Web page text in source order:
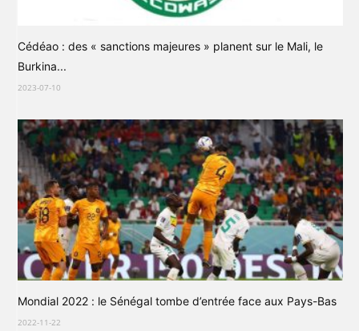
Cédéao : des « sanctions majeures » planent sur le Mali, le
Burkina...
2023-07-10
Mondial 2022 : le Sénégal tombe d’entrée face aux Pays-Bas
2022-11-22